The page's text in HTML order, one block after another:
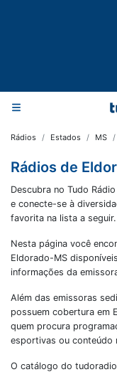
Rádios Estados MS
Rádios de
Descubra no Tudo
e conecte-se à
favorita na lista a seguir.
Nesta página você
Eldorado-MS
informações da
Além das emissoras
possuem cobertura em
quem procura
esportivas ou conteúdo
O catálogo do